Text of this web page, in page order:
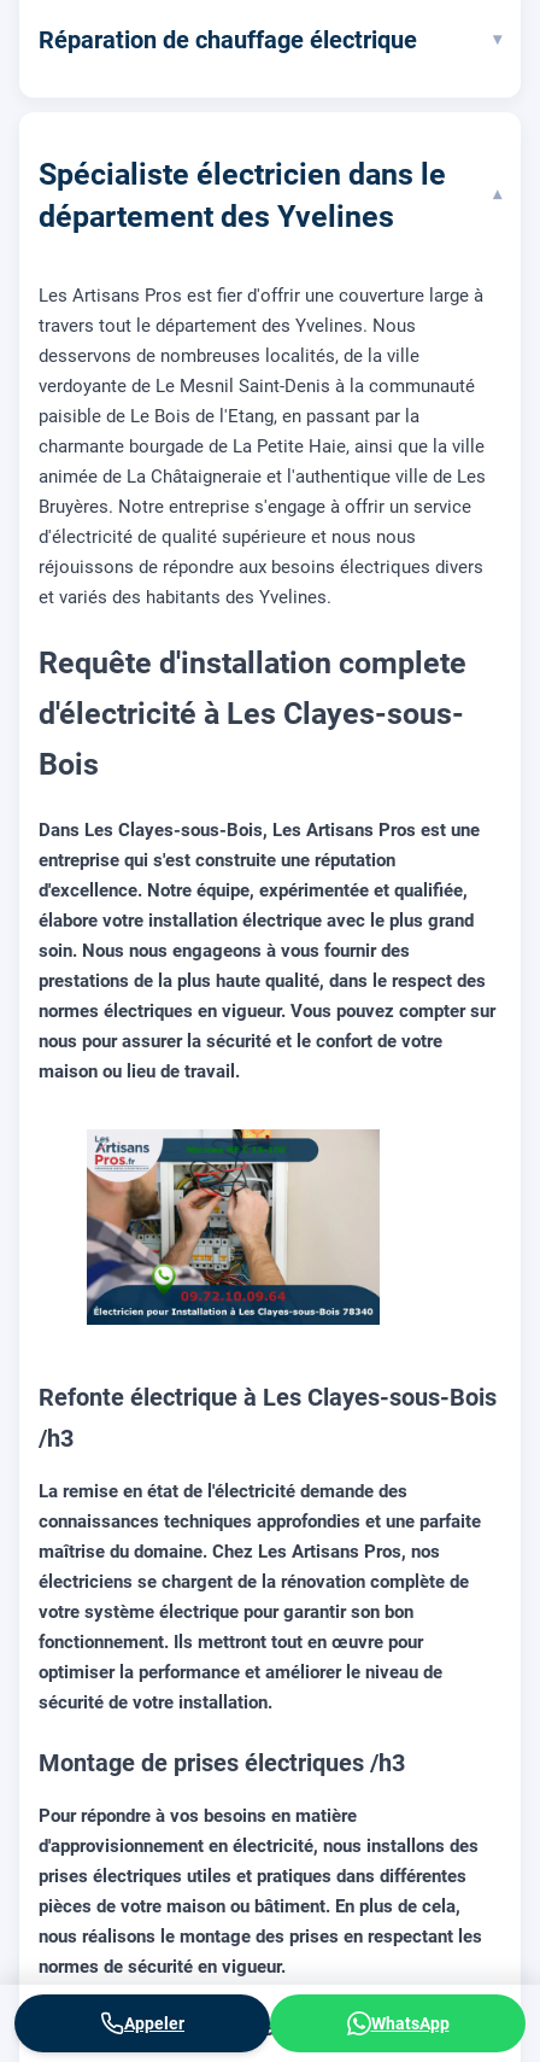
Réparation de chauffage électrique ▾
Spécialiste électricien dans le
département des Yvelines
▾
Les Artisans Pros est fier d'offrir une couverture large à
travers tout le département des Yvelines. Nous
desservons de nombreuses localités, de la ville
verdoyante de Le Mesnil Saint-Denis à la communauté
paisible de Le Bois de l'Etang, en passant par la
charmante bourgade de La Petite Haie, ainsi que la ville
animée de La Châtaigneraie et l'authentique ville de Les
Bruyères. Notre entreprise s'engage à offrir un service
d'électricité de qualité supérieure et nous nous
réjouissons de répondre aux besoins électriques divers
et variés des habitants des Yvelines.
Requête d'installation complete
d'électricité à Les Clayes-sous-
Bois
Dans Les Clayes-sous-Bois, Les Artisans Pros est une
entreprise qui s'est construite une réputation
d'excellence. Notre équipe, expérimentée et qualifiée,
élabore votre installation électrique avec le plus grand
soin. Nous nous engageons à vous fournir des
prestations de la plus haute qualité, dans le respect des
normes électriques en vigueur. Vous pouvez compter sur
nous pour assurer la sécurité et le confort de votre
maison ou lieu de travail.
Refonte électrique à Les Clayes-sous-Bois
/h3
La remise en état de l'électricité demande des
connaissances techniques approfondies et une parfaite
maîtrise du domaine. Chez Les Artisans Pros, nos
électriciens se chargent de la rénovation complète de
votre système électrique pour garantir son bon
fonctionnement. Ils mettront tout en œuvre pour
optimiser la performance et améliorer le niveau de
sécurité de votre installation.
Montage de prises électriques /h3
Pour répondre à vos besoins en matière
d'approvisionnement en électricité, nous installons des
prises électriques utiles et pratiques dans différentes
pièces de votre maison ou bâtiment. En plus de cela,
nous réalisons le montage des prises en respectant les
normes de sécurité en vigueur.
Assurance - Raccordement à la terre /h3
Appeler WhatsApp